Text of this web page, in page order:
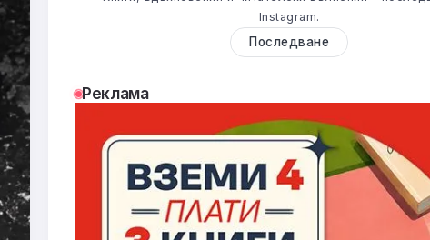
Instagram.
Последване
Реклама